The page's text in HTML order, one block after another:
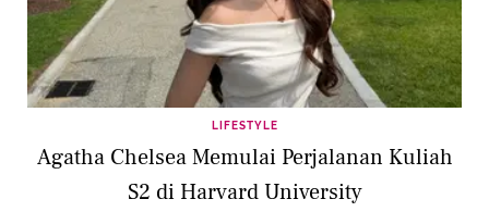
LIFESTYLE
Agatha Chelsea Memulai Perjalanan Kuliah
S2 di Harvard University